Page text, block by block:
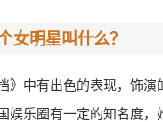
女明星叫什么？
》中有出色的表现，饰演
娱乐圈有一定的知名度